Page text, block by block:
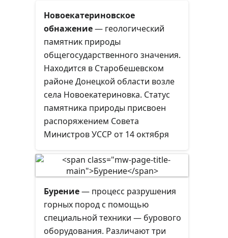
углом — иначе объект называют
между ними обычно проводят по
величине угла 45°. У некоторых
надвигов этот угол почти
нулевой.
добычи, либо разведки нефти и
попутного газа.
Новоекатериновское
обнажение— геологический
памятник природы
общегосударственного значения.
Находится в Старобешевском
районе Донецкой области возле
села Новоекатериновка. Статус
памятника природы присвоен
распоряжением Совета
Министров УССР от 14 октября
га. Новоекатериновское
обнажение — это обнажение
мощностью от 1 до 6 метров трёх
горизонтов рифового известняка.
Бурение— процесс разрушения
горных пород с помощью
специальной техники — бурового
оборудования. Различают три